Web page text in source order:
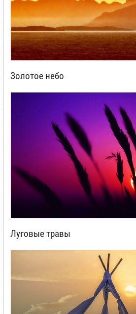
Золотое небо
Луговые травы